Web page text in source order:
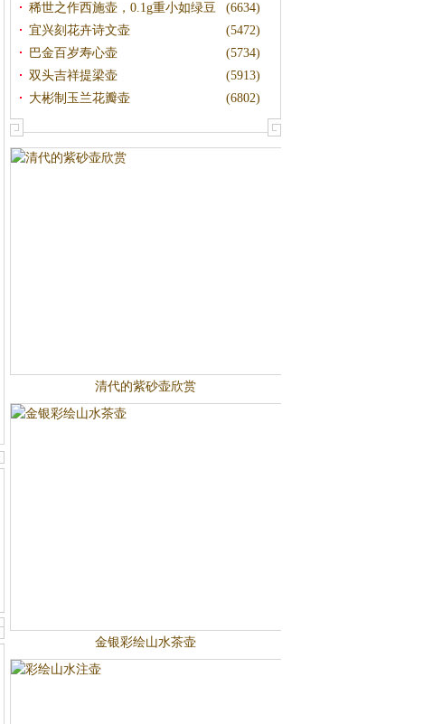
(6634)
稀世之作西施壶，0.1g重小如绿豆
(5472)
宜兴刻花卉诗文壶
(5734)
巴金百岁寿心壶
(5913)
双头吉祥提梁壶
(6802)
大彬制玉兰花瓣壶
清代的紫砂壶欣赏
金银彩绘山水茶壶